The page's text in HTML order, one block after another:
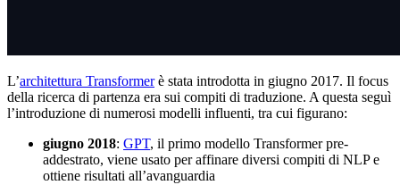
L’architettura Transformerè stata introdotta in giugno 2017. Il focus
della ricerca di partenza era sui compiti di traduzione. A questa seguì
l’introduzione di numerosi modelli influenti, tra cui figurano:
giugno 2018: GPT, il primo modello Transformer pre-
addestrato, viene usato per affinare diversi compiti di NLP e
ottiene risultati all’avanguardia